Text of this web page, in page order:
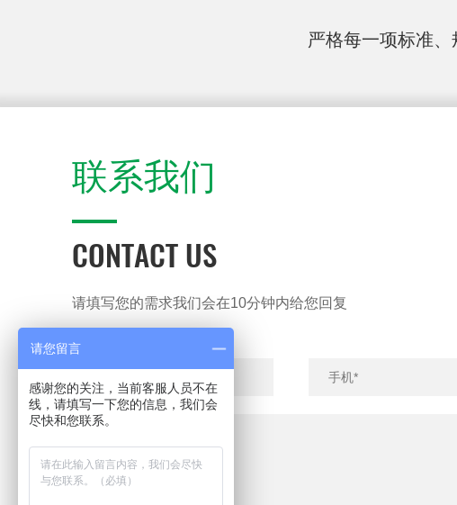
严格每一项标准
联系我们
CONTACT US
请填写您的需求我们会在10分钟内给您回复
请您留言
感谢您的关注，当前客服人员不在
线，请填写一下您的信息，我们会
尽快和您联系。